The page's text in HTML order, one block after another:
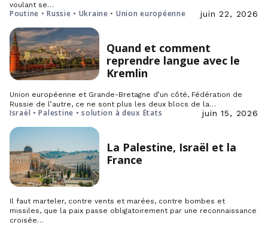
voulant se…
Poutine • Russie • Ukraine • Union européenne juin 22, 2026
Quand et comment
reprendre langue avec le
Kremlin
Union européenne et Grande-Bretagne d’un côté, Fédération de
Russie de l’autre, ce ne sont plus les deux blocs de la…
Israël • Palestine • solution à deux États juin 15, 2026
La Palestine, Israël et la
France
Il faut marteler, contre vents et marées, contre bombes et
missiles, que la paix passe obligatoirement par une reconnaissance
croisée…